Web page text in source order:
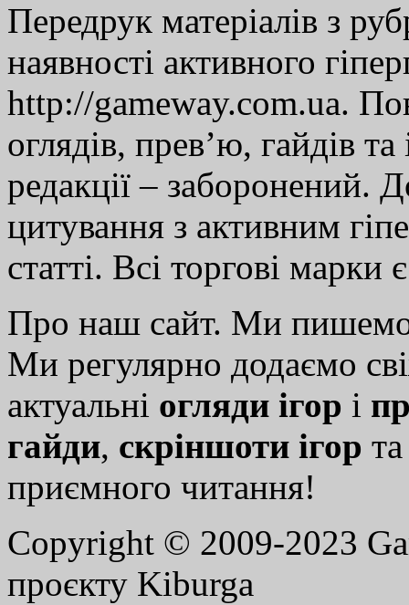
Передрук матеріалів з
наявності активного
http://gameway.com.ua.
оглядів, прев’ю, гайдів
редакції – заборонений.
цитування з активним
статті. Всі торгові марки
Про наш сайт. Ми
Ми регулярно додаємо
актуальні огляди ігор і
гайди, скріншоти ігор
приємного читання!
Copyright © 2009-2023
проєкту Kiburga